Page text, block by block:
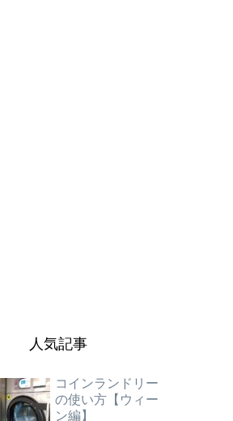
人気記事
コインランドリー
の使い方【ウィー
ン編】